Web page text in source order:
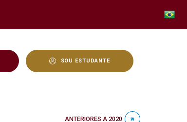
SOU ESTUDANTE
ANTERIORES A 2020